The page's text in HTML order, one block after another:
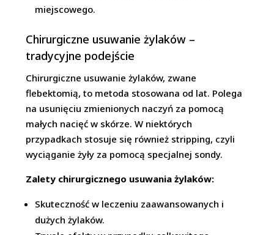
miejscowego.
Chirurgiczne usuwanie żylaków –
tradycyjne podejście
Chirurgiczne usuwanie żylaków, zwane
flebektomią, to metoda stosowana od lat. Polega
na usunięciu zmienionych naczyń za pomocą
małych nacięć w skórze. W niektórych
przypadkach stosuje się również stripping, czyli
wyciąganie żyły za pomocą specjalnej sondy.
Zalety chirurgicznego usuwania żylaków:
Skuteczność w leczeniu zaawansowanych i
dużych żylaków.